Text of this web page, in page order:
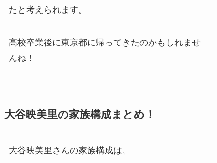
たと考えられます。
高校卒業後に東京都に帰ってきたのかもしれませ
んね！
大谷映美里の家族構成まとめ！
大谷映美里さんの家族構成は、